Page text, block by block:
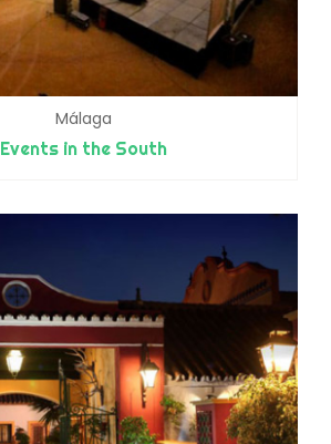
Málaga
Events in the South